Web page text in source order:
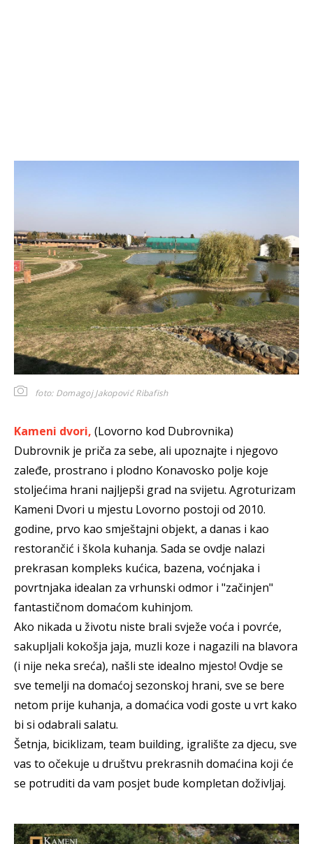
foto: Domagoj Jakopović Ribafish
Kameni dvori, (Lovorno kod Dubrovnika)
Dubrovnik je priča za sebe, ali upoznajte i njegovo
zaleđe, prostrano i plodno Konavosko polje koje
stoljećima hrani najljepši grad na svijetu. Agroturizam
Kameni Dvori u mjestu Lovorno postoji od 2010.
godine, prvo kao smještajni objekt, a danas i kao
restorančić i škola kuhanja. Sada se ovdje nalazi
prekrasan kompleks kućica, bazena, voćnjaka i
povrtnjaka idealan za vrhunski odmor i "začinjen"
fantastičnom domaćom kuhinjom.
Ako nikada u životu niste brali svježe voća i povrće,
sakupljali kokošja jaja, muzli koze i nagazili na blavora
(i nije neka sreća), našli ste idealno mjesto! Ovdje se
sve temelji na domaćoj sezonskoj hrani, sve se bere
netom prije kuhanja, a domaćica vodi goste u vrt kako
bi si odabrali salatu.
Šetnja, biciklizam, team building, igralište za djecu, sve
vas to očekuje u društvu prekrasnih domaćina koji će
se potruditi da vam posjet bude kompletan doživljaj.